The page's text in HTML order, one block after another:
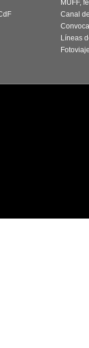
MUFF,
Canal
Líneas